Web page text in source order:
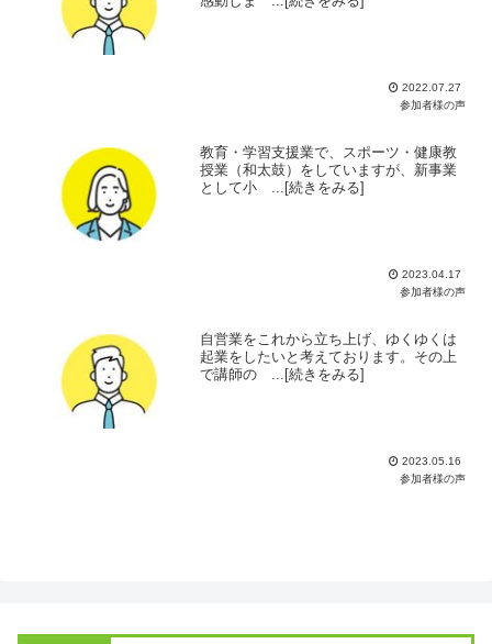
2022.07.27
参加者様の声
教育・学習支援業で、スポーツ・健康教
授業（和太鼓）をしていますが、新事業
として小 ...[続きをみる]
2023.04.17
参加者様の声
自営業をこれから立ち上げ、ゆくゆくは
起業をしたいと考えております。その上
で講師の ...[続きをみる]
2023.05.16
参加者様の声